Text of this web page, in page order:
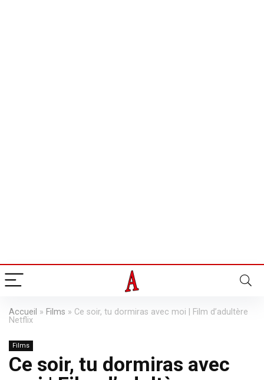
Accueil » Films » Ce soir, tu dormiras avec moi | Film d’adultère
Netflix
Films
Ce soir, tu dormiras avec